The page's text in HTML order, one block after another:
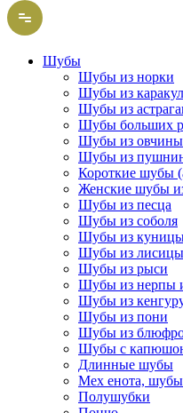
Шубы
Шубы из норки
Шубы из
Шубы из
Шубы больших
Шубы из овчины
Шубы из
Короткие шубы
Женские шубы
Шубы из песца
Шубы из соболя
Шубы из
Шубы из лисицы
Шубы из рыси
Шубы из нерпы
Шубы из
Шубы из пони
Шубы из
Шубы с
Длинные шубы
Мех енота, шубы
Полушубки